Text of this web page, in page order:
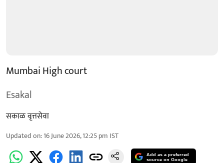
Mumbai High court
Esakal
सकाळ वृत्तसेवा
Updated on:16 June 2026, 12:25 pm IST
Add as a preferred
source on Google